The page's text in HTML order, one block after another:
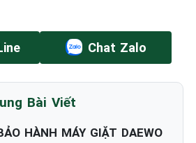
Chat Zalo
Bài Viết
HÀNH MÁY GIẶT DAEWO